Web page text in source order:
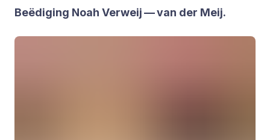
Beë­di­ging Noah Ver­weij — van der Meij.